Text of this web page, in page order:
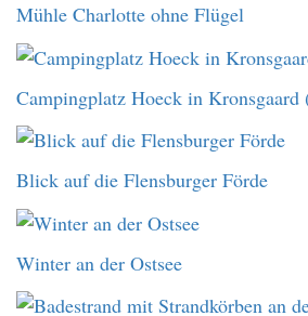
Mühle Charlotte ohne Flügel
Campingplatz Hoeck in Kronsgaard
Blick auf die Flensburger Förde
Winter an der Ostsee